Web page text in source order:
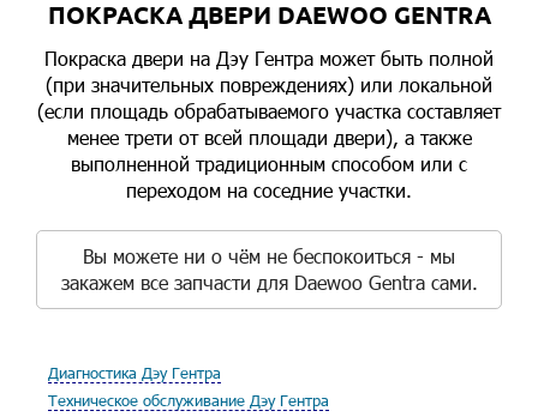
ПОКРАСКА ДВЕРИ DAEWOO GENTRA
Покраска двери на Дэу Гентра может быть полной
(при значительных повреждениях) или локальной
(если площадь обрабатываемого участка составляет
менее трети от всей площади двери), а также
выполненной традиционным способом или с
переходом на соседние участки.
Вы можете ни о чём не беспокоиться - мы
закажем все запчасти для Daewoo Gentra сами.
Диагностика Дэу Гентра
Техническое обслуживание Дэу Гентра